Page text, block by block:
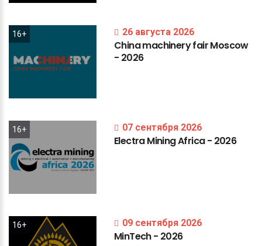
16+ 26 августа 2026
ChinamachineryfairMoscow
- 2026
16+ 07 сентября 2026
ElectraMiningAfrica- 2026
16+ 09 сентября 2026
MinTech- 2026